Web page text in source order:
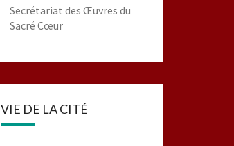
Secrétariat des Œuvres du
Sacré Cœur
VIE DE LA CITÉ